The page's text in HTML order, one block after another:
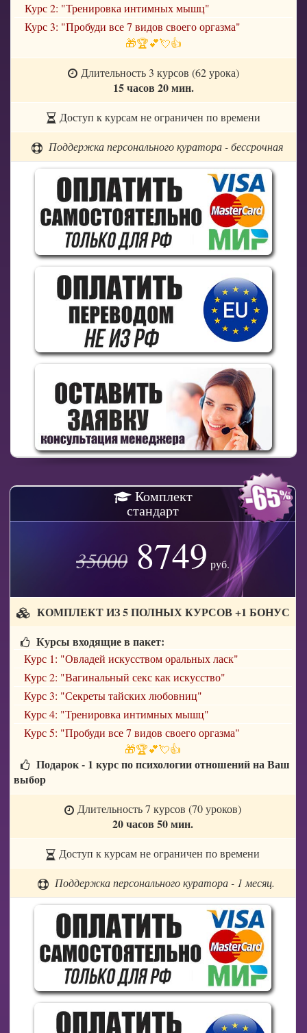
Курс 2: "Тренировка интимных мышц"
Курс 3: "Пробуди все 7 видов своего оргазма"
🎁🏆💕💘👍
Длительность 3 курсов (62 урока)
15 часов 20 мин.
Доступ к курсам не ограничен по времени
Поддержка персонального куратора - бессрочная
Комплект
стандарт
35000 8749 руб.
КОМПЛЕКТ ИЗ 5 ПОЛНЫХ КУРСОВ +1 БОНУС
Курсы входящие в пакет:
Курс 1: "Овладей искусством оральных ласк"
Курс 2: "Вагинальный секс как искусство"
Курс 3: "Секреты тайских любовниц"
Курс 4: "Тренировка интимных мышц"
Курс 5: "Пробуди все 7 видов своего оргазма"
🎁🏆💕💘👍
Подарок - 1 курс по психологии отношений на Ваш
выбор
Длительность 7 курсов (70 уроков)
20 часов 50 мин.
Доступ к курсам не ограничен по времени
Поддержка персонального куратора - 1 месяц.